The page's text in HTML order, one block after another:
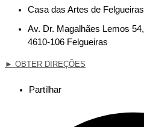
Casa das Artes de Felgueiras
Av. Dr. Magalhães Lemos 54,
4610-106 Felgueiras
► OBTER DIREÇÕES
Partilhar